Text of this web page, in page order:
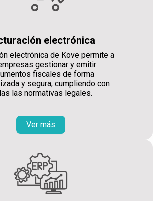
electrónica
electrónica de Kove permite a
gestionar y emitir
fiscales de forma
y segura, cumpliendo con
las normativas legales.
Ver más